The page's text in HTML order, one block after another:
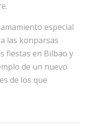
especial
las konparsas
fiestas en Bilbao y
de un nuevo
de los que